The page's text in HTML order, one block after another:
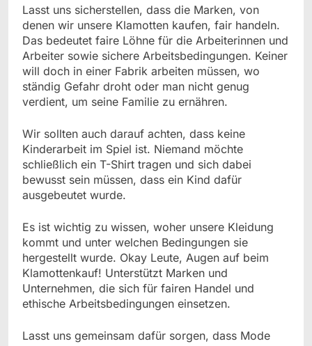
Lasst uns sicherstellen, dass die Marken, von
denen wir unsere Klamotten kaufen, fair handeln.
Das bedeutet faire Löhne für die Arbeiterinnen und
Arbeiter sowie sichere Arbeitsbedingungen. Keiner
will doch in einer Fabrik arbeiten müssen, wo
ständig Gefahr droht oder man nicht genug
verdient, um seine Familie zu ernähren.
Wir sollten auch darauf achten, dass keine
Kinderarbeit im Spiel ist. Niemand möchte
schließlich ein T-Shirt tragen und sich dabei
bewusst sein müssen, dass ein Kind dafür
ausgebeutet wurde.
Es ist wichtig zu wissen, woher unsere Kleidung
kommt und unter welchen Bedingungen sie
hergestellt wurde. Okay Leute, Augen auf beim
Klamottenkauf! Unterstützt Marken und
Unternehmen, die sich für fairen Handel und
ethische Arbeitsbedingungen einsetzen.
Lasst uns gemeinsam dafür sorgen, dass Mode